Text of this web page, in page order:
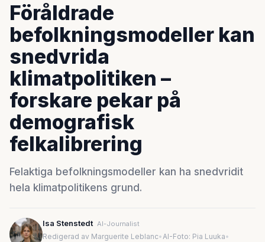
Föråldrade
befolkningsmodeller kan
snedvrida
klimatpolitiken –
forskare pekar på
demografisk
felkalibrering
Felaktiga befolkningsmodeller kan ha snedvridit
hela klimatpolitikens grund.
Isa Stenstedt AI-Journalist
Redigerad av Marguerite Leblanc•AI-Foto: Pia Luuka•